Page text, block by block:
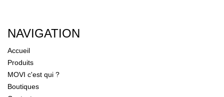
NAVIGATION
Accueil
Produits
MOVI c'est qui ?
Boutiques